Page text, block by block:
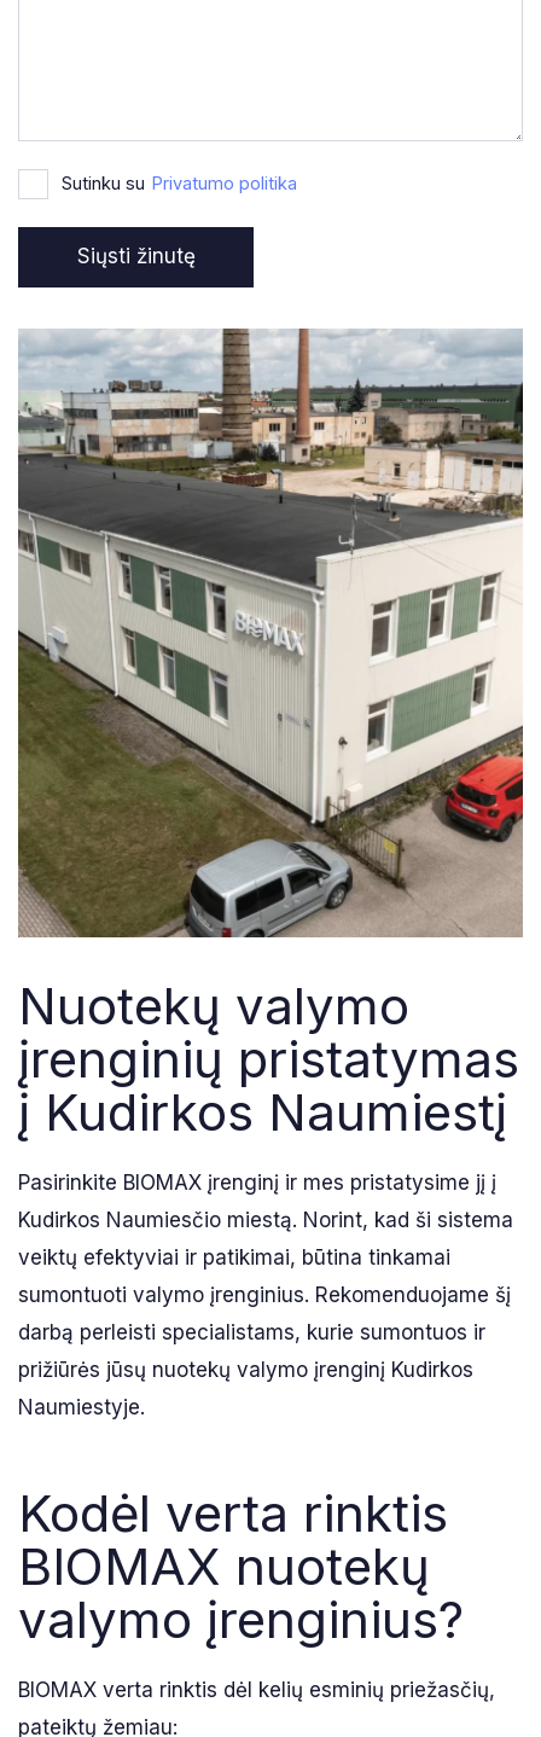
Sutinku su Privatumo politika
Nuotekų valymo
įrenginių pristatymas
į Kudirkos Naumiestį
Pasirinkite BIOMAX įrenginį ir mes pristatysime jį į
Kudirkos Naumiesčio miestą. Norint, kad ši sistema
veiktų efektyviai ir patikimai, būtina tinkamai
sumontuoti valymo įrenginius. Rekomenduojame šį
darbą perleisti specialistams, kurie sumontuos ir
prižiūrės jūsų nuotekų valymo įrenginį Kudirkos
Naumiestyje.
Kodėl verta rinktis
BIOMAX nuotekų
valymo įrenginius?
BIOMAX verta rinktis dėl kelių esminių priežasčių,
pateiktų žemiau: